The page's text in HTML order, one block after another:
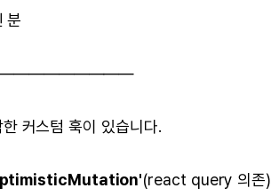
분
커스텀 훅이 있습니다.
(react query 의존)